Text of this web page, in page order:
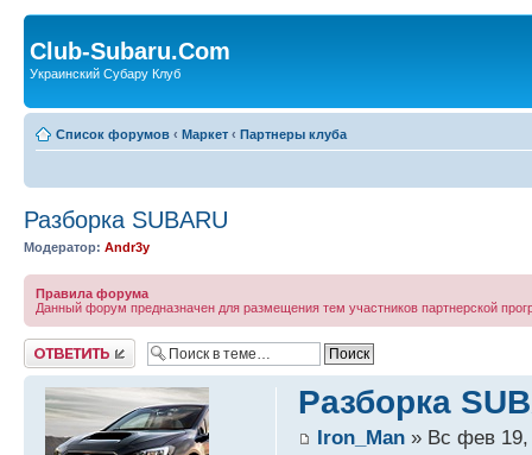
Club-Subaru.Com
Украинский Субару Клуб
Список форумов ‹ Маркет ‹ Партнеры клуба
Разборка SUBARU
Модератор: Andr3y
Правила форума
Данный форум предназначен для размещения тем участников партнерской
Ответить
Разборка
Iron_Man» Вс фев 19,